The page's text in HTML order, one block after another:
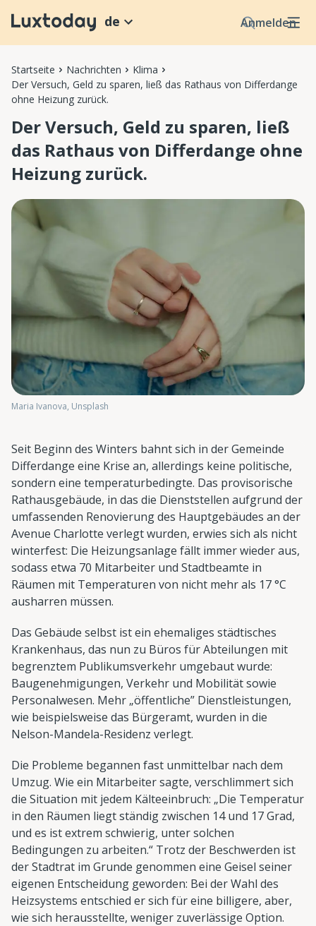
Anmelden
de
Startseite Nachrichten
Klima
Der Versuch, Geld zu sparen, ließ das Rathaus von Differdange
ohne Heizung zurück.
Der Versuch, Geld zu sparen, ließ
das Rathaus von Differdange ohne
Heizung zurück.
Maria Ivanova, Unsplash
Seit Beginn des Winters bahnt sich in der Gemeinde
Differdange eine Krise an, allerdings keine politische,
sondern eine temperaturbedingte. Das provisorische
Rathausgebäude, in das die Dienststellen aufgrund der
umfassenden Renovierung des Hauptgebäudes an der
Avenue Charlotte verlegt wurden, erwies sich als nicht
winterfest: Die Heizungsanlage fällt immer wieder aus,
sodass etwa 70 Mitarbeiter und Stadtbeamte in
Räumen mit Temperaturen von nicht mehr als 17 °C
ausharren müssen.
Das Gebäude selbst ist ein ehemaliges städtisches
Krankenhaus, das nun zu Büros für Abteilungen mit
begrenztem Publikumsverkehr umgebaut wurde:
Baugenehmigungen, Verkehr und Mobilität sowie
Personalwesen. Mehr „öffentliche” Dienstleistungen,
wie beispielsweise das Bürgeramt, wurden in die
Nelson-Mandela-Residenz verlegt.
Die Probleme begannen fast unmittelbar nach dem
Umzug. Wie ein Mitarbeiter sagte, verschlimmert sich
die Situation mit jedem Kälteeinbruch: „Die Temperatur
in den Räumen liegt ständig zwischen 14 und 17 Grad,
und es ist extrem schwierig, unter solchen
Bedingungen zu arbeiten.“ Trotz der Beschwerden ist
der Stadtrat im Grunde genommen eine Geisel seiner
eigenen Entscheidung geworden: Bei der Wahl des
Heizsystems entschied er sich für eine billigere, aber,
wie sich herausstellte, weniger zuverlässige Option.